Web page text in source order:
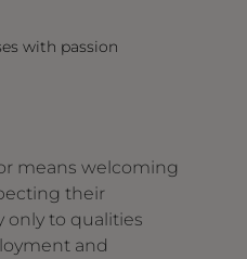
with passion
means welcoming
their
only to qualities
and